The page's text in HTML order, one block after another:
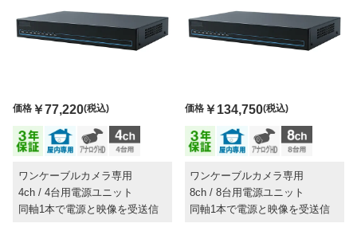
価格 ￥77,220(税込)
ワンケーブルカメラ専用
4ch / 4台用電源ユニット
同軸1本で電源と映像を受送信
価格￥134,750(税込)
ワンケーブルカメラ専用
8ch / 8台用電源ユニット
同軸1本で電源と映像を受送信